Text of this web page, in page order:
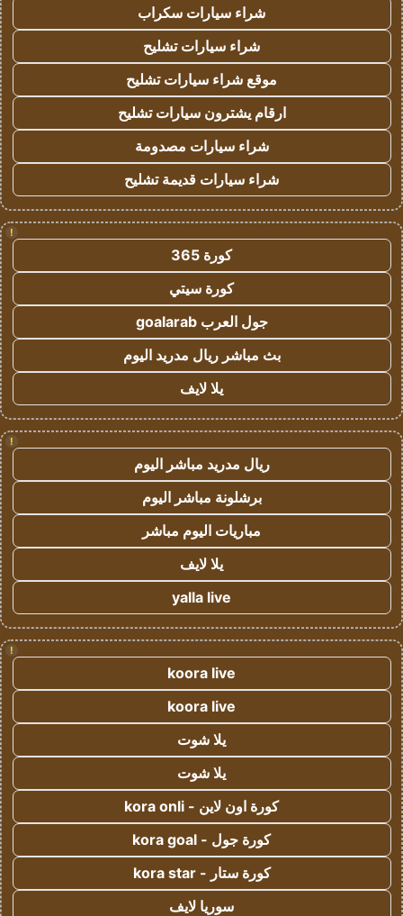
شراء سيارات سكراب
شراء سيارات تشليح
موقع شراء سيارات تشليح
ارقام يشترون سيارات تشليح
شراء سيارات مصدومة
شراء سيارات قديمة تشليح
!
كورة 365
كورة سيتي
جول العرب goalarab
بث مباشر ريال مدريد اليوم
يلا لايف
!
ريال مدريد مباشر اليوم
برشلونة مباشر اليوم
مباريات اليوم مباشر
يلا لايف
yalla live
!
koora live
koora live
يلا شوت
يلا شوت
كورة اون لاين - kora onli
كورة جول - kora goal
كورة ستار - kora star
سوريا لايف